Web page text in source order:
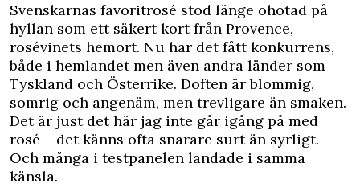
Svenskarnas favoritrosé stod länge ohotad på
hyllan som ett säkert kort från Provence,
rosévinets hemort. Nu har det fått konkurrens,
både i hemlandet men även andra länder som
Tyskland och Österrike. Doften är blommig,
somrig och angenäm, men trevligare än smaken.
Det är just det här jag inte går igång på med
rosé – det känns ofta snarare surt än syrligt.
Och många i testpanelen landade i samma
känsla.